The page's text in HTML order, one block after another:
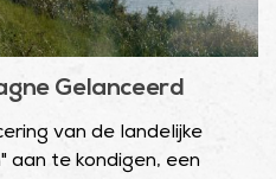
Gelanceerd
van de landelijke
aan te kondigen, een